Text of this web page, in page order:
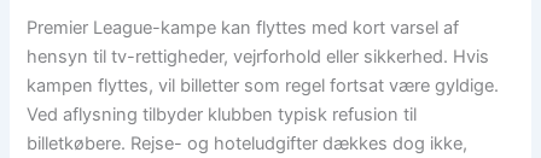
Premier League-kampe kan flyttes med kort varsel af
hensyn til tv-rettigheder, vejrforhold eller sikkerhed. Hvis
kampen flyttes, vil billetter som regel fortsat være gyldige.
Ved aflysning tilbyder klubben typisk refusion til
billetkøbere. Rejse- og hoteludgifter dækkes dog ikke,